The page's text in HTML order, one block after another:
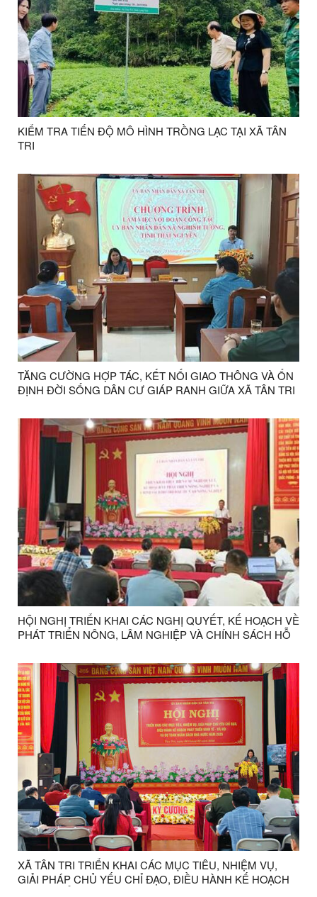
KIỂM TRA TIẾN ĐỘ MÔ HÌNH TRỒNG LẠC TẠI XÃ TÂN
TRI
TĂNG CƯỜNG HỢP TÁC, KẾT NỐI GIAO THÔNG VÀ ỔN
ĐỊNH ĐỜI SỐNG DÂN CƯ GIÁP RANH GIỮA XÃ TÂN TRI
HỘI NGHỊ TRIỂN KHAI CÁC NGHỊ QUYẾT, KẾ HOẠCH VỀ
PHÁT TRIỂN NÔNG, LÂM NGHIỆP VÀ CHÍNH SÁCH HỖ
LẠNG SƠN GIAI ĐOẠN 2026-2030
XÃ TÂN TRI TRIỂN KHAI CÁC MỤC TIÊU, NHIỆM VỤ,
GIẢI PHÁP CHỦ YẾU CHỈ ĐẠO, ĐIỀU HÀNH KẾ HOẠCH